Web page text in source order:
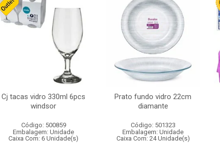
Cj tacas vidro 330ml 6pcs
windsor
Código: 500859
Embalagem: Unidade
Caixa Com: 6 Unidade(s)
Prato fundo vidro 22cm
diamante
Código: 501323
Embalagem: Unidade
Caixa Com: 24 Unidade(s)